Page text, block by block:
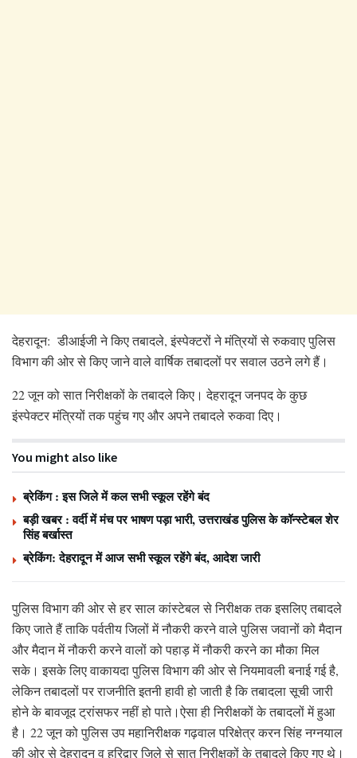
देहरादून: डीआईजी ने किए तबादले, इंस्पेक्टरों ने मंत्रियों से रुकवाए पुलिस
विभाग की ओर से किए जाने वाले वार्षिक तबादलों पर सवाल उठने लगे हैं।
22 जून को सात निरीक्षकों के तबादले किए। देहरादून जनपद के कुछ
इंस्पेक्टर मंत्रियों तक पहुंच गए और अपने तबादले रुकवा दिए।
You might also like
ब्रेकिंग : इस जिले में कल सभी स्कूल रहेंगे बंद
बड़ी खबर : वर्दी में मंच पर भाषण पड़ा भारी, उत्तराखंड पुलिस के कॉन्स्टेबल शेर
सिंह बर्खास्त
ब्रेकिंग: देहरादून में आज सभी स्कूल रहेंगे बंद, आदेश जारी
पुलिस विभाग की ओर से हर साल कांस्टेबल से निरीक्षक तक इसलिए तबादले
किए जाते हैं ताकि पर्वतीय जिलों में नौकरी करने वाले पुलिस जवानों को मैदान
और मैदान में नौकरी करने वालों को पहाड़ में नौकरी करने का मौका मिल
सके। इसके लिए वाकायदा पुलिस विभाग की ओर से नियमावली बनाई गई है,
लेकिन तबादलों पर राजनीति इतनी हावी हो जाती है कि तबादला सूची जारी
होने के बावजूद ट्रांसफर नहीं हो पाते।ऐसा ही निरीक्षकों के तबादलों में हुआ
है। 22 जून को पुलिस उप महानिरीक्षक गढ़वाल परिक्षेत्र करन सिंह नग्नयाल
की ओर से देहरादून व हरिद्वार जिले से सात निरीक्षकों के तबादले किए गए थे।